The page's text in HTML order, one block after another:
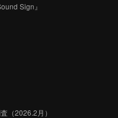
Sign』
（2026.2月）